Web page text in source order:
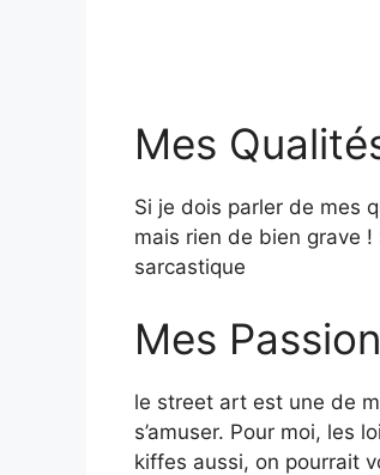
Mes
Si je dois parler de mes
mais rien de bien grave !
sarcastique
Mes
le street art est une de
s’amuser. Pour moi, les
kiffes aussi, on pourrait